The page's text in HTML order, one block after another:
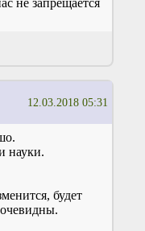
не запрещается
12.03.2018 05:31
науки.
будет